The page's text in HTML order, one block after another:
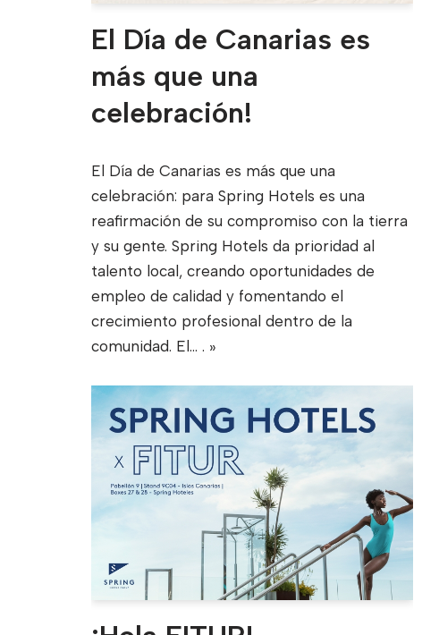
El Día de Canarias es
más que una
celebración!
El Día de Canarias es más que una
celebración: para Spring Hotels es una
reafirmación de su compromiso con la tierra
y su gente. Spring Hotels da prioridad al
talento local, creando oportunidades de
empleo de calidad y fomentando el
crecimiento profesional dentro de la
comunidad. El... . »